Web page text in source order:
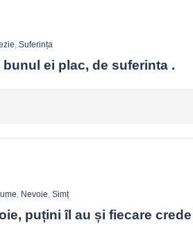
, Suferința
ei plac, de suferinta .
, Nevoie, Simț
puțini îl au și fiecare crede